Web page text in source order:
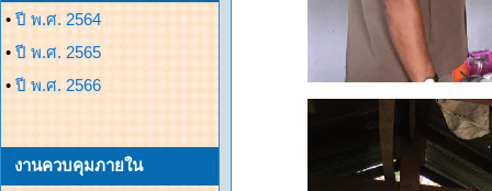
• ปี พ.ศ. 2564
• ปี พ.ศ. 2565
• ปี พ.ศ. 2566
งานควบคุมภายใน